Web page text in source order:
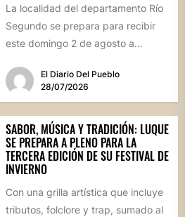
La localidad del departamento Río
Segundo se prepara para recibir
este domingo 2 de agosto a
El Diario Del Pueblo
28/07/2026
SABOR, MÚSICA Y TRADICIÓN: LUQUE
SE PREPARA A PLENO PARA LA
TERCERA EDICIÓN DE SU FESTIVAL DE
INVIERNO
Con una grilla artística que incluye
tributos, folclore y trap, sumado al